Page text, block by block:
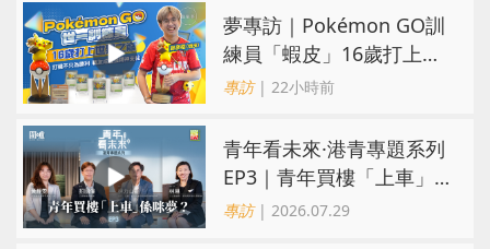
夢專訪｜Pokémon GO訓
練員「蝦皮」16歲打上世
界第一！戰友成最強後盾
專訪| 22小時前
青年看未來·港青專題系列
EP3｜青年買樓「上車」
係咪夢？ 觀念改變居住選
專訪| 2026.07.29